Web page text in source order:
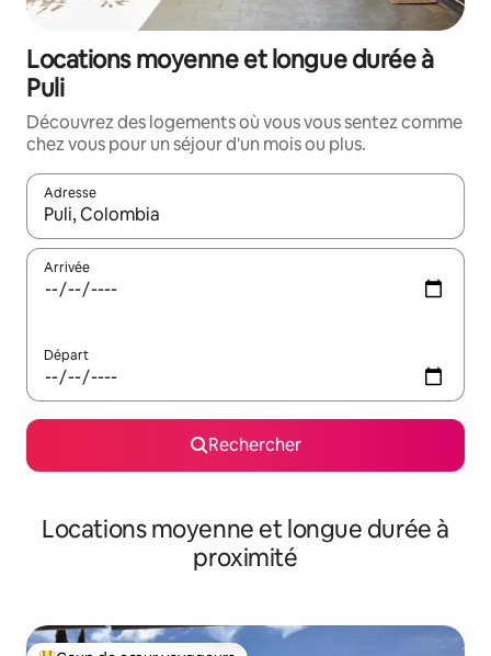
Locations moyenne et longue durée à
Puli
Découvrez des logements où vous vous sentez comme
chez vous pour un séjour d'un mois ou plus.
Adresse
Lorsque les résultats s'affichent, utilisez les flèches vers le
Arrivée
Départ
Rechercher
Locations moyenne et longue durée à
proximité